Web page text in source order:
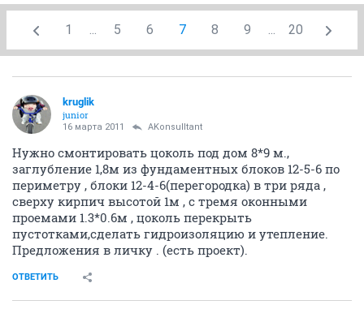
1 ... 5 6 7 8 9 ... 20
kruglik
junior
16 марта 2011 AKonsulltant
Нужно смонтировать цоколь под дом 8*9 м.,
заглубление 1,8м из фундаментных блоков 12-5-6 по
периметру , блоки 12-4-6(перегородка) в три ряда ,
сверху кирпич высотой 1м , с тремя оконными
проемами 1.3*0.6м , цоколь перекрыть
пустотками,сделать гидроизоляцию и утепление.
Предложения в личку . (есть проект).
ОТВЕТИТЬ